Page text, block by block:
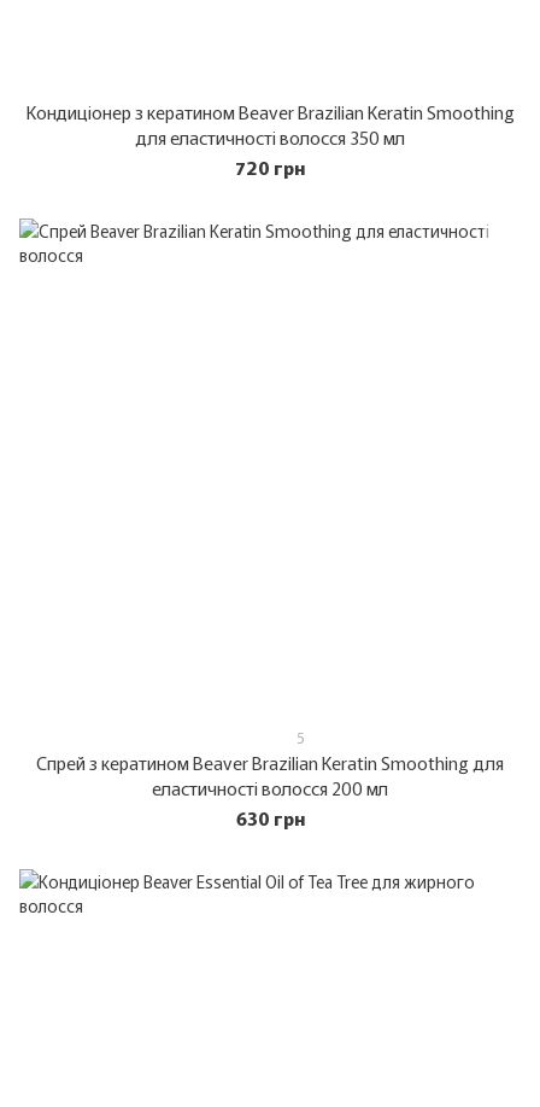
Кондиціонер з кератином Beaver Brazilian Keratin Smoothing
для еластичності волосся 350 мл
720 грн
5
Спрей з кератином Beaver Brazilian Keratin Smoothing для
еластичності волосся 200 мл
630 грн